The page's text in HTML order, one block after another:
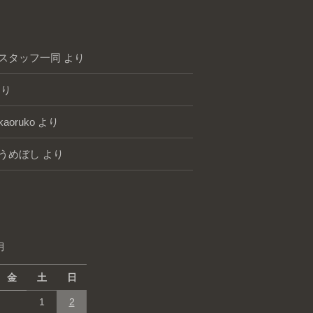
タッフ一同 より
より
めぼし より
金 土 日
1 2